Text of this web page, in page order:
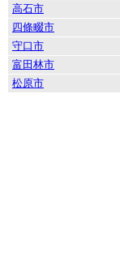
高石市
四條畷市
守口市
富田林市
松原市